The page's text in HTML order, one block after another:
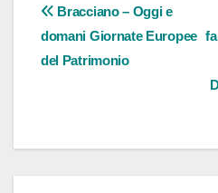
Navigazione
articoli
Bracciano – Oggi e
domani Giornate Europee
del Patrimonio